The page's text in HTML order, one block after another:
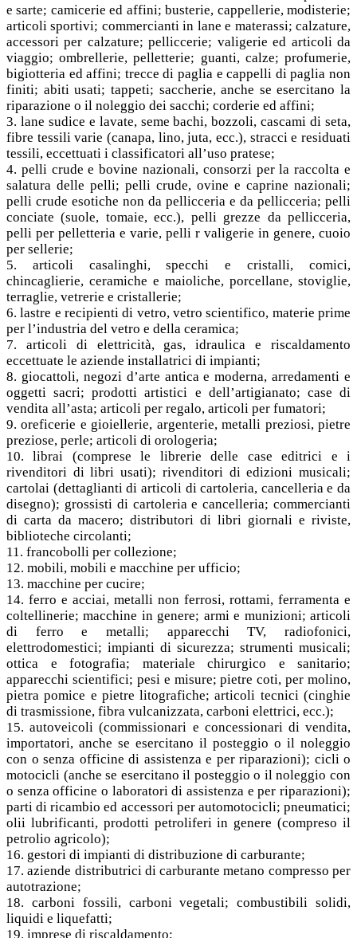
e sarte; camicerie ed affini; busterie, cappellerie, modisterie;
articoli sportivi; commercianti in lane e materassi; calzature,
accessori per calzature; pelliccerie; valigerie ed articoli da
viaggio; ombrellerie, pelletterie; guanti, calze; profumerie,
bigiotteria ed affini; trecce di paglia e cappelli di paglia non
finiti; abiti usati; tappeti; saccherie, anche se esercitano la
riparazione o il noleggio dei sacchi; corderie ed affini;
3. lane sudice e lavate, seme bachi, bozzoli, cascami di seta,
fibre tessili varie (canapa, lino, juta, ecc.), stracci e residuati
tessili, eccettuati i classificatori all’uso pratese;
4. pelli crude e bovine nazionali, consorzi per la raccolta e
salatura delle pelli; pelli crude, ovine e caprine nazionali;
pelli crude esotiche non da pellicceria e da pellicceria; pelli
conciate (suole, tomaie, ecc.), pelli grezze da pellicceria,
pelli per pelletteria e varie, pelli r valigerie in genere, cuoio
per sellerie;
5. articoli casalinghi, specchi e cristalli, comici,
chincaglierie, ceramiche e maioliche, porcellane, stoviglie,
terraglie, vetrerie e cristallerie;
6. lastre e recipienti di vetro, vetro scientifico, materie prime
per l’industria del vetro e della ceramica;
7. articoli di elettricità, gas, idraulica e riscaldamento
eccettuate le aziende installatrici di impianti;
8. giocattoli, negozi d’arte antica e moderna, arredamenti e
oggetti sacri; prodotti artistici e dell’artigianato; case di
vendita all’asta; articoli per regalo, articoli per fumatori;
9. oreficerie e gioiellerie, argenterie, metalli preziosi, pietre
preziose, perle; articoli di orologeria;
10. librai (comprese le librerie delle case editrici e i
rivenditori di libri usati); rivenditori di edizioni musicali;
cartolai (dettaglianti di articoli di cartoleria, cancelleria e da
disegno); grossisti di cartoleria e cancelleria; commercianti
di carta da macero; distributori di libri giornali e riviste,
biblioteche circolanti;
11. francobolli per collezione;
12. mobili, mobili e macchine per ufficio;
13. macchine per cucire;
14. ferro e acciai, metalli non ferrosi, rottami, ferramenta e
coltellinerie; macchine in genere; armi e munizioni; articoli
di ferro e metalli; apparecchi TV, radiofonici,
elettrodomestici; impianti di sicurezza; strumenti musicali;
ottica e fotografia; materiale chirurgico e sanitario;
apparecchi scientifici; pesi e misure; pietre coti, per molino,
pietra pomice e pietre litografiche; articoli tecnici (cinghie
di trasmissione, fibra vulcanizzata, carboni elettrici, ecc.);
15. autoveicoli (commissionari e concessionari di vendita,
importatori, anche se esercitano il posteggio o il noleggio
con o senza officine di assistenza e per riparazioni); cicli o
motocicli (anche se esercitano il posteggio o il noleggio con
o senza officine o laboratori di assistenza e per riparazioni);
parti di ricambio ed accessori per automotocicli; pneumatici;
olii lubrificanti, prodotti petroliferi in genere (compreso il
petrolio agricolo);
16. gestori di impianti di distribuzione di carburante;
17. aziende distributrici di carburante metano compresso per
autotrazione;
18. carboni fossili, carboni vegetali; combustibili solidi,
liquidi e liquefatti;
19. imprese di riscaldamento;